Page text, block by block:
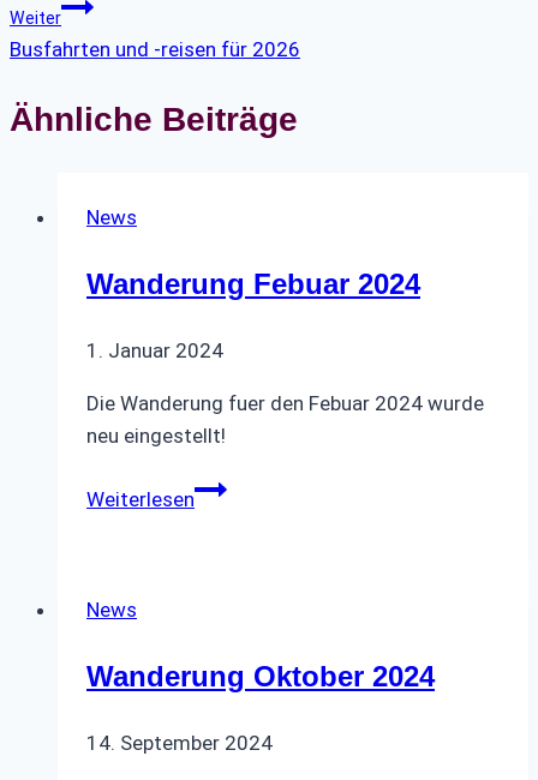
Weiter
Busfahrten und -reisen für 2026
Ähnliche Beiträge
News
Wanderung Febuar 2024
1. Januar 2024
Die Wanderung fuer den Febuar 2024 wurde
neu eingestellt!
WeiterlesenWanderung
News
Wanderung Oktober 2024
14. September 2024